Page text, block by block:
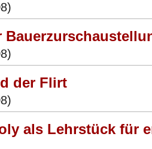
der Flirt
als Lehrstück für